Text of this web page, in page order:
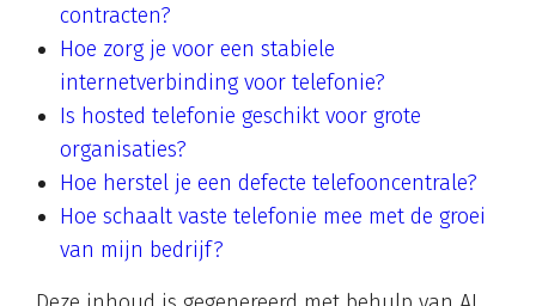
contracten?
Hoe zorg je voor een stabiele
internetverbinding voor telefonie?
Is hosted telefonie geschikt voor grote
organisaties?
Hoe herstel je een defecte telefooncentrale?
Hoe schaalt vaste telefonie mee met de groei
van mijn bedrijf?